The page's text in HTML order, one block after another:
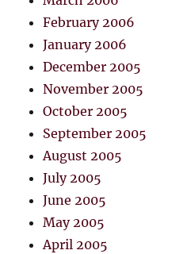
February 2006
January 2006
December 2005
November 2005
October 2005
September 2005
August 2005
July 2005
June 2005
May 2005
April 2005